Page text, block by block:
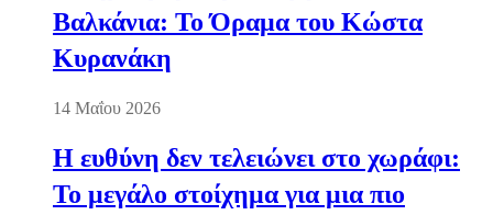
Βαλκάνια: Το Όραμα του Κώστα
Κυρανάκη
14 Μαΐου 2026
Η ευθύνη δεν τελειώνει στο χωράφι:
Το μεγάλο στοίχημα για μια πιο